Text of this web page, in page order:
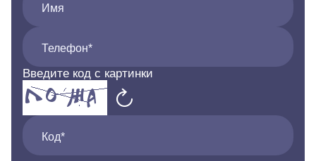
Имя
Телефон*
Введите код с картинки
Код*